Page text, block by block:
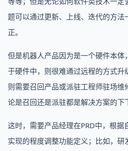
题可以通过更新、上线、迭代的方法
正。
但是机器人产品因为是一个硬件本体
于硬件中，则很难通过远程的方式
则需要召回产品或派驻工程师驻场
论是召回还是派驻都是解决方案的下
这时，需要产品经理在PRD中，根
实现的程度调整功能定义；比如，研